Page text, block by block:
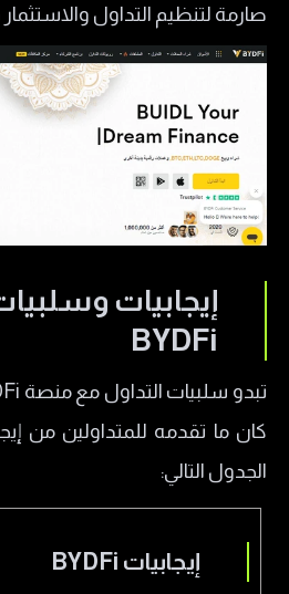
صارمة لتنظيم التداول
إيجابيات
BYDFi
كان ما تقدمه للمتداولين من
الجدول التالي:
إيجابيات BYDFi